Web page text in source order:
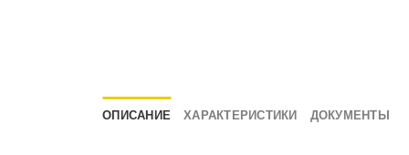
ОПИСАНИЕ ХАРАКТЕРИСТИКИ ДОКУМЕНТЫ